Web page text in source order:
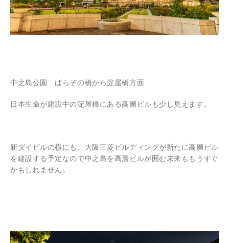
中之島公園 ばらぞの橋から淀屋橋方面
日本生命が建設中の淀屋橋にある高層ビルも少し見えます。
新ダイビルの横にも、大阪三菱ビルディングが新たに高層ビル
を建設する予定なので中之島を高層ビルが囲む未来ももうすぐ
かもしれません。